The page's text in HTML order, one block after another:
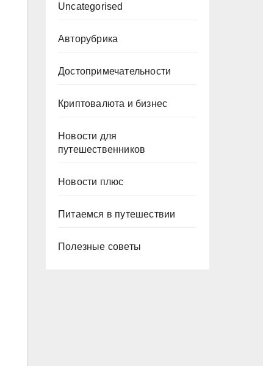
Uncategorised
Авторубрика
Достопримечательности
Криптовалюта и бизнес
Новости для
путешественников
Новости плюс
Питаемся в путешествии
Полезные советы